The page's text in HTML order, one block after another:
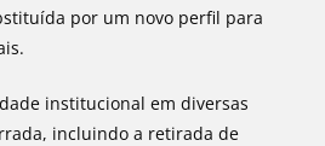
por um novo perfil para
institucional em diversas
incluindo a retirada de